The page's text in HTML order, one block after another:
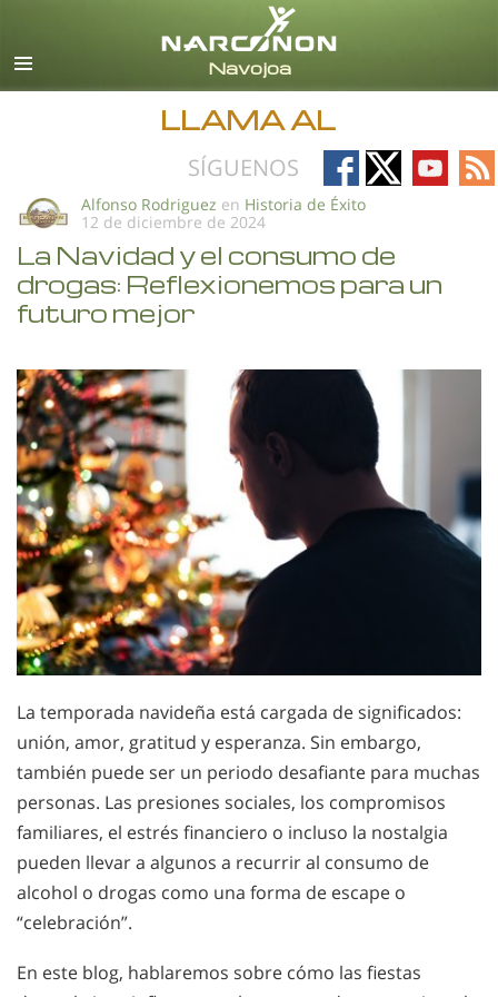
Español
Todas las Regiones/Idiomas
LLAMA AL
SÍGUENOS
Follow
on
Follow
on
Follow
on
on
Alfonso Rodriguez en Historia de Éxito
12 de diciembre de 2024
La Navidad y el consumo de
drogas: Reflexionemos para un
futuro mejor
La temporada navideña está cargada de significados:
unión, amor, gratitud y esperanza. Sin embargo,
también puede ser un periodo desafiante para muchas
personas. Las presiones sociales, los compromisos
familiares, el estrés financiero o incluso la nostalgia
pueden llevar a algunos a recurrir al consumo de
alcohol o drogas como una forma de escape o
“celebración”.
En este blog, hablaremos sobre cómo las fiestas